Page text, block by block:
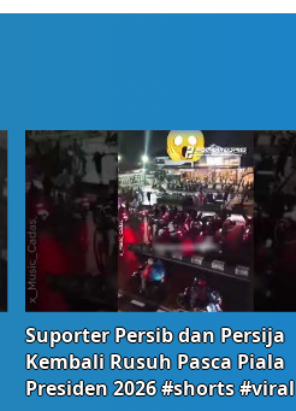
Suporter Persib dan Persija
Kembali Rusuh Pasca Piala
Presiden 2026 #shorts #viral